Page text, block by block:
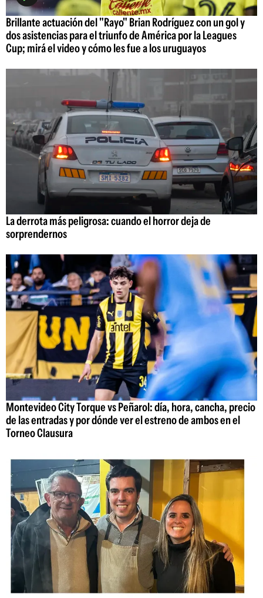
Brillante actuación del "Rayo" Brian Rodríguez con un gol y
dos asistencias para el triunfo de América por la Leagues
Cup; mirá el video y cómo les fue a los uruguayos
La derrota más peligrosa: cuando el horror deja de
sorprendernos
Montevideo City Torque vs Peñarol: día, hora, cancha, precio
de las entradas y por dónde ver el estreno de ambos en el
Torneo Clausura